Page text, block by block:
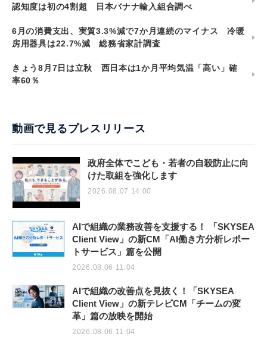
認知度は初の4割超 日本バナナ輸入組合調べ
6月の消費支出、実質3.3%減で7か月連続のマイナス 冷暖
房用器具は22.7%減 総務省家計調査
きょう8月7日は立秋 西日本は1か月平均気温「高い」確
率60％
動画で見るプレスリリース
政府全体でこども・若者の自殺防止に向
けた取組を強化します
2026.08.07 14:00
AIで組織の業務改善を支援する！ 「SKYSEA
Client View」の新CM「AI働き方分析レポー
トサービス」篇を公開
2026.08.06 11:04
AIで組織の改善点を見抜く！「SKYSEA
Client View」の新テレビCM「チームの変
革」篇の放映を開始
2026.08.06 11:04